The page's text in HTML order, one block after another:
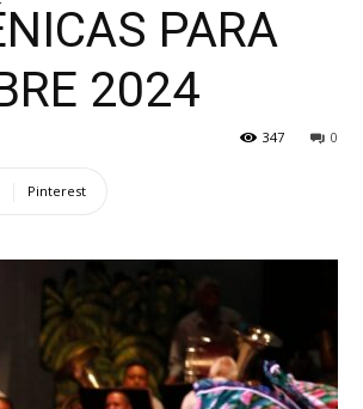
PARA
2024
0
347
Pinterest